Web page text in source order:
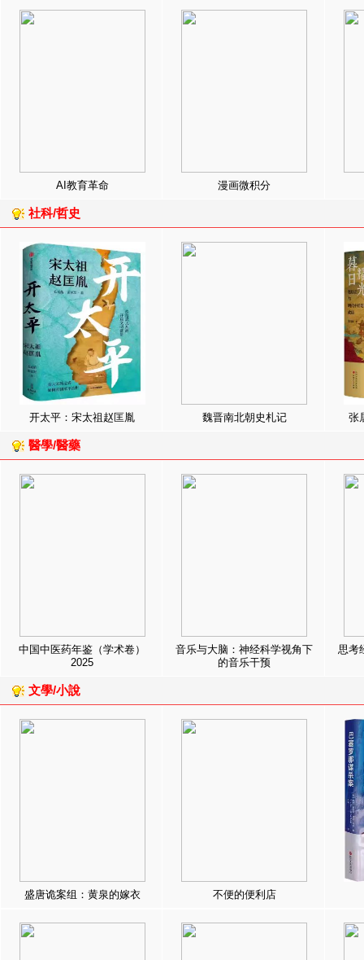
AI教育革命 漫画微积分
社科/哲史
开太平：宋太祖赵匡胤 魏晋南北朝史札记 张
醫學/醫藥
中国中医药年鉴（学术卷）
2025
音乐与大脑：神经科学视角下
的音乐干预
思考
文學/小說
盛唐诡案组：黄泉的嫁衣 不便的便利店